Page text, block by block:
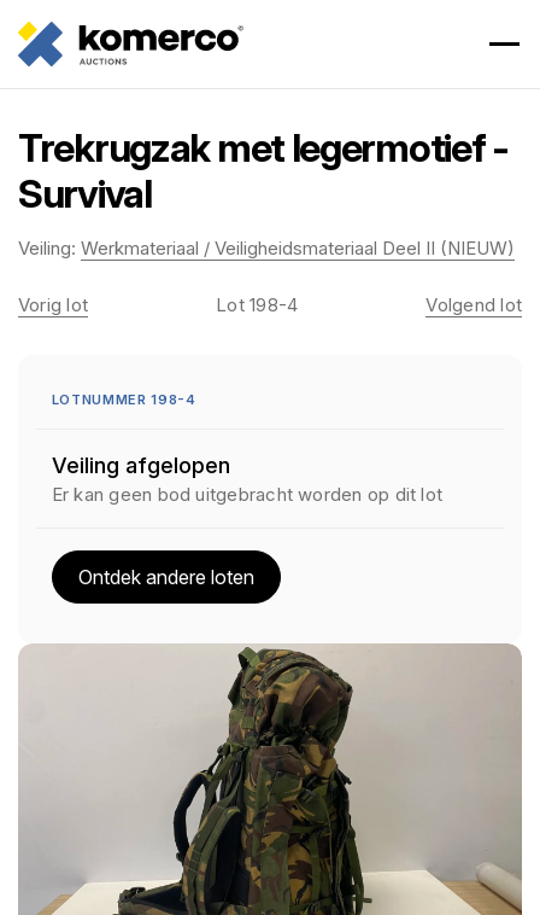
Trekrugzak met legermotief -
Survival
Veiling: Werkmateriaal / Veiligheidsmateriaal Deel II (NIEUW)
Vorig lot Lot 198-4 Volgend lot
LOTNUMMER 198-4
Veiling afgelopen
Er kan geen bod uitgebracht worden op dit lot
Ontdek andere loten